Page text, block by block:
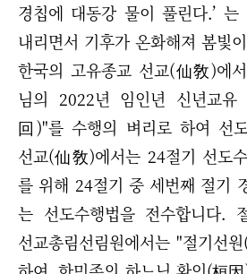
경칩에 대동강 물이 풀린다.’
내리면서 기후가 온화해져 봄빛
한국의 고유종교 선교(仙敎)에
님의 2022년 임인년 신년교
回)"를 수행의 벼리로 하여 선
선교(仙敎)에서는 24절기 선도
를 위해 24절기 중 세번째 절기
는 선도수행법을 전수합니다.
선교총림선림원에서는 "절기선